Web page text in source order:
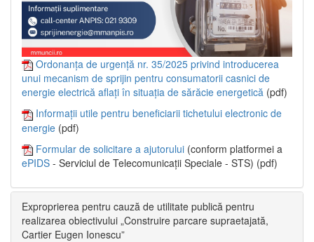
Ordonanța de urgență nr. 35/2025 privind introducerea
unui mecanism de sprijin pentru consumatorii casnici de
energie electrică aflați în situația de sărăcie energetică (pdf)
Informații utile pentru beneficiarii tichetului electronic de
energie (pdf)
Formular de solicitare a ajutorului (conform platformei a
ePIDS - Serviciul de Telecomunicații Speciale - STS) (pdf)
Exproprierea pentru cauză de utilitate publică pentru
realizarea obiectivului „Construire parcare supraetajată,
Cartier Eugen Ionescu”